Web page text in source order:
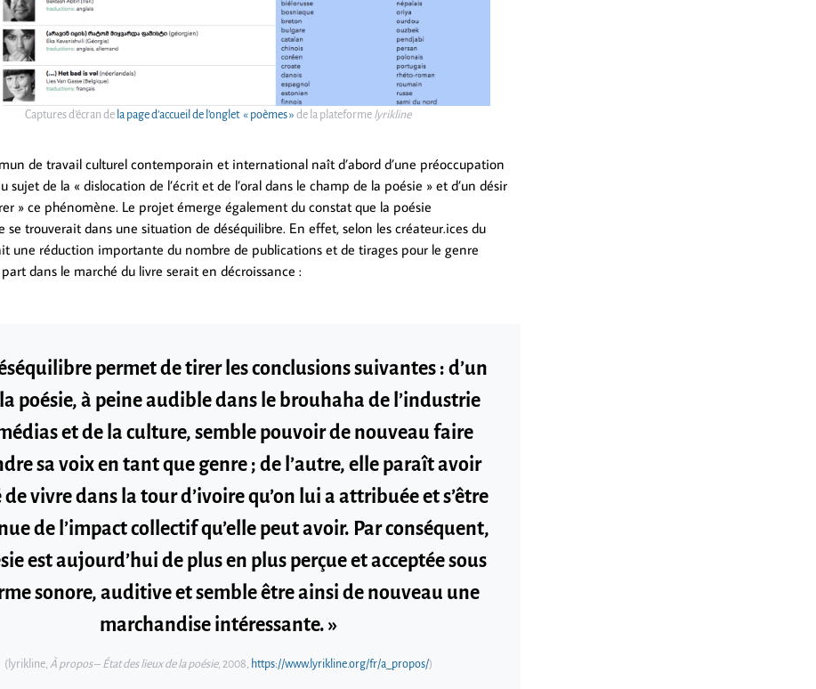
Captures d’écran de la page d’accueil de l’onglet « poèmes » de la plateforme lyrikline
de travail culturel contemporain et international naît d’abord d’une préoccupation
sujet de la « dislocation de l’écrit et de l’oral dans le champ de la poésie » et d’un désir
» ce phénomène. Le projet émerge également du constat que la poésie
se trouverait dans une situation de déséquilibre. En effet, selon les créateur.ices du
une réduction importante du nombre de publications et de tirages pour le genre
dans le marché du livre serait en décroissance :
permet de tirer les conclusions suivantes : d’un
poésie, à peine audible dans le brouhaha de l’industrie
et de la culture, semble pouvoir de nouveau faire
sa voix en tant que genre ; de l’autre, elle paraît avoir
de vivre dans la tour d’ivoire qu’on lui a attribuée et s’être
de l’impact collectif qu’elle peut avoir. Par conséquent,
est aujourd’hui de plus en plus perçue et acceptée sous
sonore, auditive et semble être ainsi de nouveau une
marchandise intéressante. »
(lyrikline, À propos– État des lieux de la poésie,2008, https://www.lyrikline.org/fr/a_propos/)